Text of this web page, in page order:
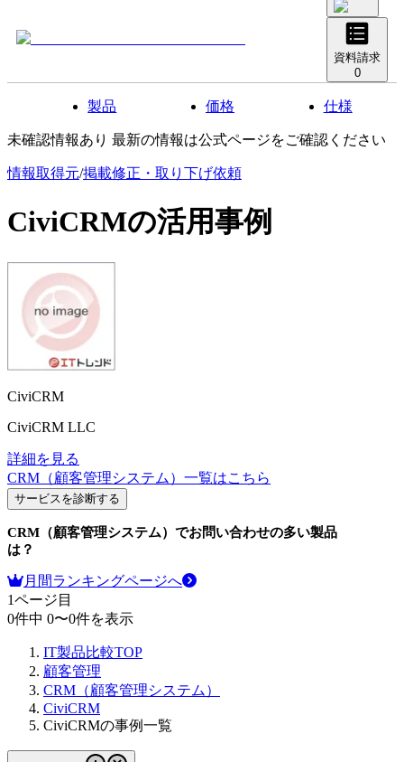
資料請求
0
製品 価格 仕様
未確認情報あり 最新の情報は公式ページをご確認ください
情報取得元/掲載修正・取り下げ依頼
CiviCRMの活用事例
CiviCRM
CiviCRM LLC
詳細を見る
CRM（顧客管理システム） 一覧はこちら
サービスを診断する
CRM（顧客管理システム） でお問い合わせの多い製品
は？
月間ランキングページへ
1ページ目
0件中 0〜0件を表示
IT製品比較TOP
顧客管理
CRM（顧客管理システム）
CiviCRM
CiviCRMの事例一覧